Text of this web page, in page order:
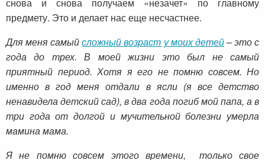
снова и снова получаем «незачет» по главному
предмету. Это и делает нас еще несчастнее.
Для меня самыйсложный возраст у моих детей– это с
года до трех. В моей жизни это был не самый
приятный период. Хотя я его не помню совсем. Но
именно в год меня отдали в ясли (я все детство
ненавидела детский сад), в два года погиб мой папа, а в
три года от долгой и мучительной болезни умерла
мамина мама.
Я не помню совсем этого времени, только свое